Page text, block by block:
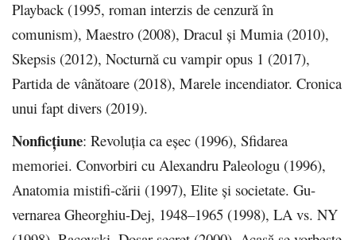
Playback (1995, roman interzis de cenzură în
comunism), Maestro (2008), Dracul şi Mumia (2010),
Skepsis (2012), Nocturnă cu vampir opus 1 (2017),
Partida de vânătoare (2018), Marele incendiator. Cronica
unui fapt divers (2019).
Nonficțiune: Revoluţia ca eşec (1996), Sfidarea
memoriei. Convorbiri cu Alexandru Paleologu (1996),
Anatomia mistifi-cării (1997), Elite şi societate. Gu-
vernarea Gheorghiu-Dej, 1948–1965 (1998), LA vs. NY